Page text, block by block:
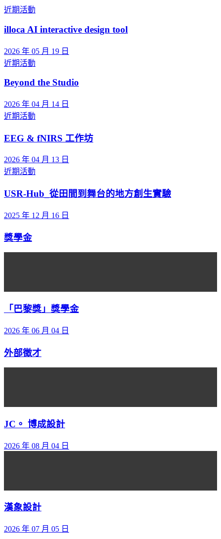
近期活動
illoca AI interactive design tool
2026 年 05 月 19 日
近期活動
Beyond the Studio
2026 年 04 月 14 日
近期活動
EEG & fNIRS 工作坊
2026 年 04 月 13 日
近期活動
USR-Hub_從田間到舞台的地方創生實驗
2025 年 12 月 16 日
獎學金
「巴黎獎」獎學金
2026 年 06 月 04 日
外部徵才
JC。 博成設計
2026 年 08 月 04 日
漢象設計
2026 年 07 月 05 日